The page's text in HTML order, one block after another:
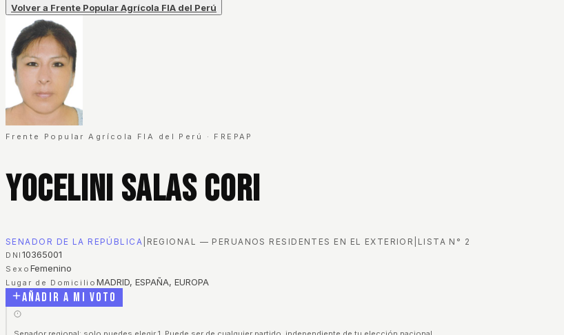
Volver a Frente Popular Agrícola FIA del Perú
Frente Popular Agrícola FIA del Perú · FREPAP
Yocelini Salas Cori
SENADOR DE LA REPÚBLICA REGIONAL — PERUANOS RESIDENTES EN EL EXTERIOR LISTA N° 2
DNI 10365001
Sexo Femenino
Lugar de Domicilio MADRID, ESPAÑA, EUROPA
Añadir a mi voto